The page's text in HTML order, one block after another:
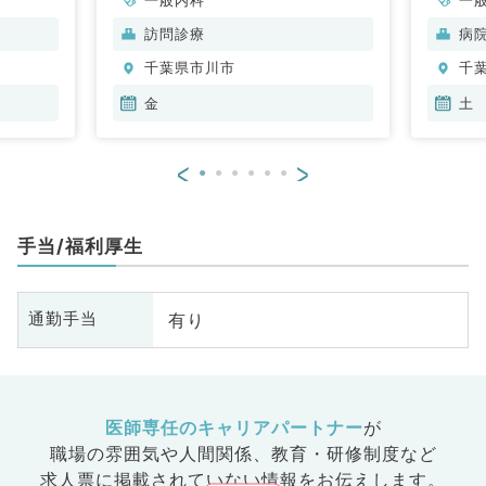
訪問診療
千葉県市川市
金
科
病
千
土
< >
手当/福利厚生
通勤手当 有り
医師専任のキャリアパートナーが
職場の雰囲気や人間関係、 教育・研修制度など
求人票に掲載されていない情報をお伝えします。